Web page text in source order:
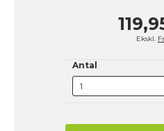
Ekskl.
Antal